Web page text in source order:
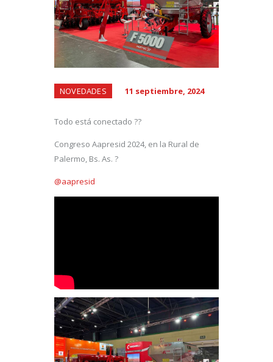
NOVEDADES 11 septiembre, 2024
Todo está conectado ??
Congreso Aapresid 2024, en la Rural de
Palermo, Bs. As. ?
@aapresid